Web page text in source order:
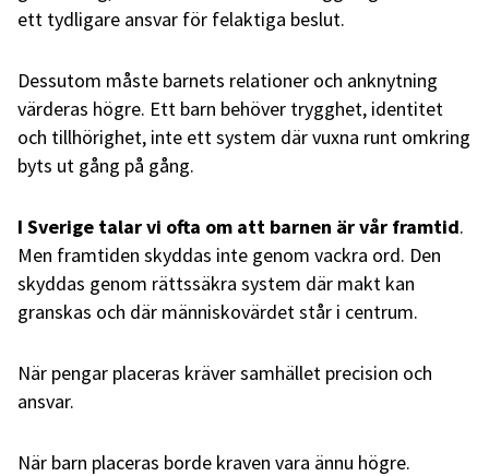
ett tydligare ansvar för felaktiga beslut.
Dessutom måste barnets relationer och anknytning
värderas högre. Ett barn behöver trygghet, identitet
och tillhörighet, inte ett system där vuxna runt omkring
byts ut gång på gång.
I Sverige talar vi ofta om att barnen är vår framtid.
Men framtiden skyddas inte genom vackra ord. Den
skyddas genom rättssäkra system där makt kan
granskas och där människovärdet står i centrum.
När pengar placeras kräver samhället precision och
ansvar.
När barn placeras borde kraven vara ännu högre.